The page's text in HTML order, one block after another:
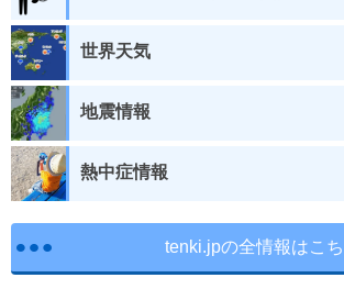
世界天気
地震情報
熱中症情報
tenki.jpの全情報はこ